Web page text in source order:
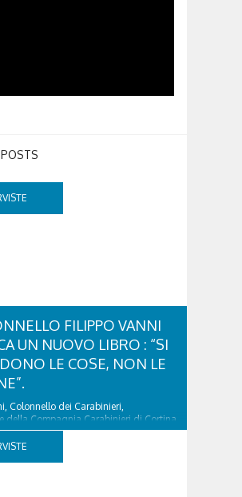
POSTS
FILIPPO VANNI
UN NUOVO LIBRO : “SI
LE COSE, NON LE
Colonnello dei Carabinieri,
della Compagnia Carabinieri di Cortina
al 2010, esperto di legislazione
europea, è l’ideatore del progetto di